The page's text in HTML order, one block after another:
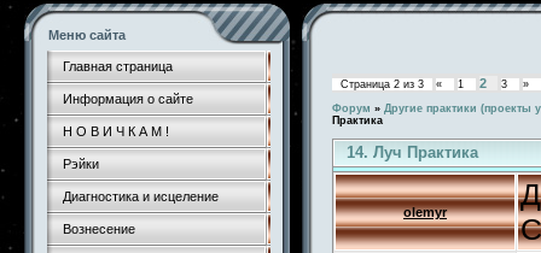
Меню сайта
Главная страница
Информация о сайте
Н О В И Ч К А М !
Рэйки
Диагностика и исцеление
Вознесение
Страница 2 из 3 « 1 2 3
»
Форум » Другие практики (проекты
Практика
14. Луч Практика
olemyr